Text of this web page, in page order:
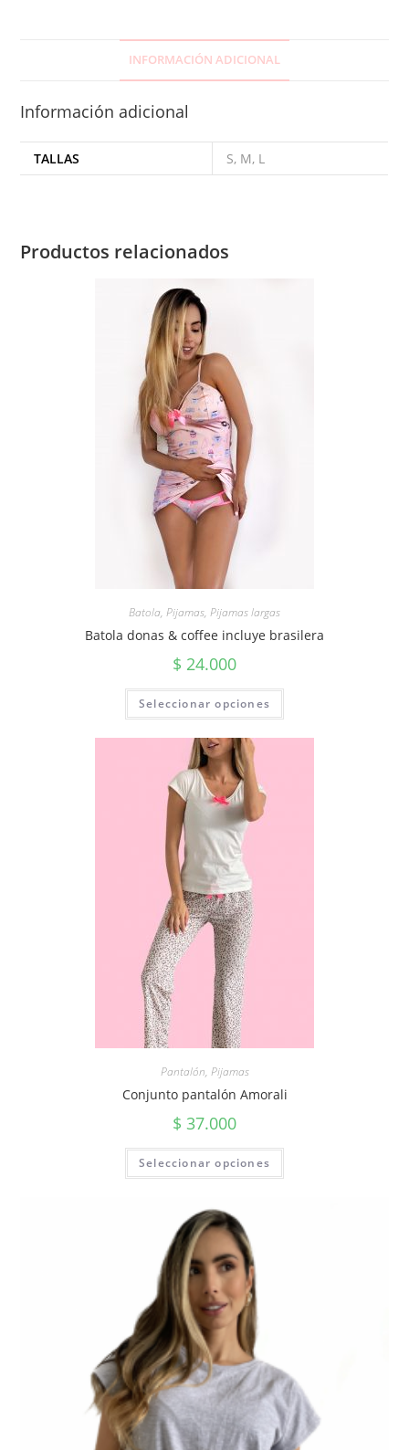
INFORMACIÓN ADICIONAL
Información adicional
TALLAS S, M, L
Productos relacionados
Batola, Pijamas, Pijamas largas
Batola donas & coffee incluye brasilera
$ 24.000
Seleccionar opciones
Pantalón, Pijamas
Conjunto pantalón Amorali
$ 37.000
Seleccionar opciones